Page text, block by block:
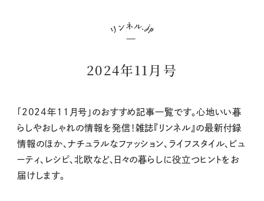
2024年11月号
「2024年11月号」のおすすめ記事一覧です。心地いい暮
らしやおしゃれの情報を発信！雑誌『リンネル』の最新付録
情報のほか、ナチュラルなファッション、ライフスタイル、ビュ
ーティ、レシピ、北欧など、日々の暮らしに役立つヒントをお
届けします。